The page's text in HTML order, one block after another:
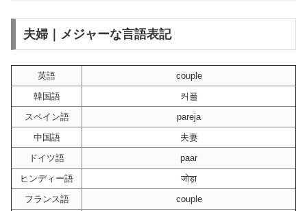
夫婦｜メジャーな言語表記
英語
couple
韓国語
커플
スペイン語
pareja
中国語
夫妻
ドイツ語
paar
ヒンディー語
जोड़ा
フランス語
couple